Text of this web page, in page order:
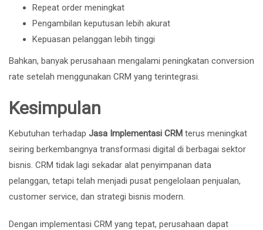
Repeat order meningkat
Pengambilan keputusan lebih akurat
Kepuasan pelanggan lebih tinggi
Bahkan, banyak perusahaan mengalami peningkatan conversion
rate setelah menggunakan CRM yang terintegrasi.
Kesimpulan
Kebutuhan terhadap Jasa Implementasi CRM terus meningkat
seiring berkembangnya transformasi digital di berbagai sektor
bisnis. CRM tidak lagi sekadar alat penyimpanan data
pelanggan, tetapi telah menjadi pusat pengelolaan penjualan,
customer service, dan strategi bisnis modern.
Dengan implementasi CRM yang tepat, perusahaan dapat